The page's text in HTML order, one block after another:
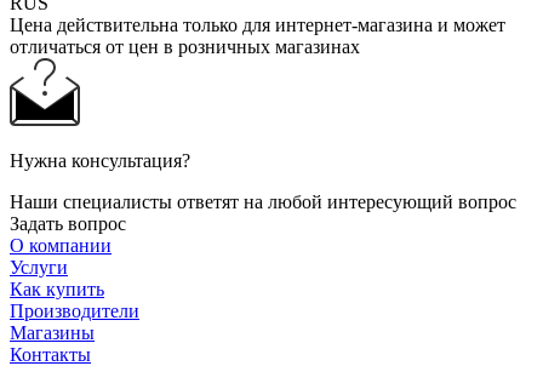
Цена действительна только для интернет-магазина и может
отличаться от цен в розничных магазинах
Нужна консультация?
Наши специалисты ответят на любой интересующий вопрос
Задать вопрос
О компании
Услуги
Как купить
Производители
Магазины
Контакты